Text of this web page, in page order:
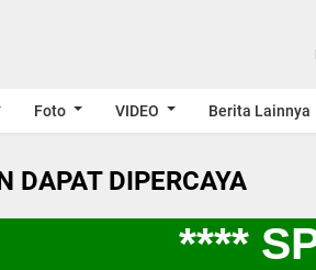
Foto VIDEO Berita Lainnya
DAPAT DIPERCAYA
****